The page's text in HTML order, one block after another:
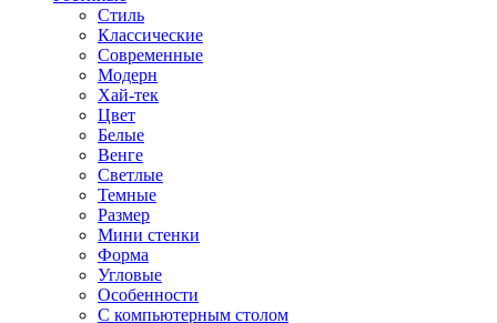
Стиль
Классические
Современные
Модерн
Хай-тек
Цвет
Белые
Венге
Светлые
Темные
Размер
Мини стенки
Форма
Угловые
Особенности
С компьютерным столом